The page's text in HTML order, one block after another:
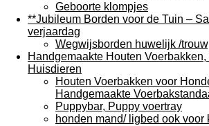
Geboorte klompjes
**Jubileum Borden voor de Tuin –
verjaardag
Wegwijsborden huwelijk /
Handgemaakte Houten
Huisdieren
Houten Voerbakken voor
Handgemaakte
Puppybar, Puppy voertray
honden mand/ ligbed ook voor